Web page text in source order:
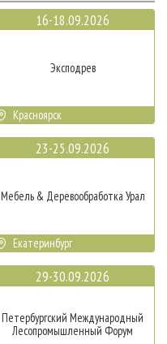
16-18.09.2026
Эксподрев
Красноярск
23-25.09.2026
Мебель & Деревообработка Урал
Екатеринбург
29-30.09.2026
Петербургский Международный
Лесопромышленный Форум